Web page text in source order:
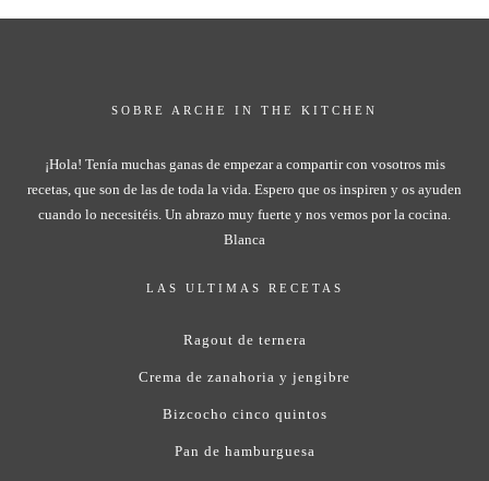
SOBRE ARCHE IN THE KITCHEN
¡Hola! Tenía muchas ganas de empezar a compartir con vosotros mis
recetas, que son de las de toda la vida. Espero que os inspiren y os ayuden
cuando lo necesitéis. Un abrazo muy fuerte y nos vemos por la cocina.
Blanca
LAS ULTIMAS RECETAS
Ragout de ternera
Crema de zanahoria y jengibre
Bizcocho cinco quintos
Pan de hamburguesa